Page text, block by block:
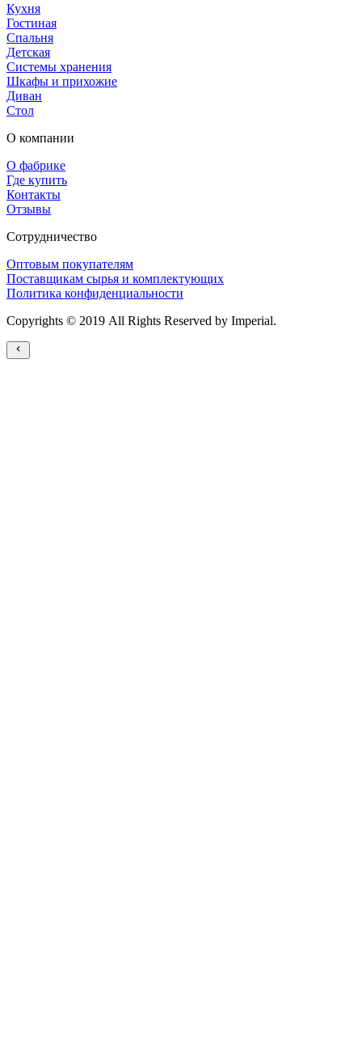
Кухня
Гостиная
Спальня
Детская
Системы хранения
Шкафы и прихожие
Диван
Стол
О компании
О фабрике
Где купить
Контакты
Отзывы
Сотрудничество
Оптовым покупателям
Поставщикам сырья и комплектующих
Политика конфиденциальности
Copyrights © 2019 All Rights Reserved by Imperial.